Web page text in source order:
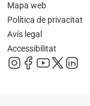
Mapa web
Política de privacitat
Avís legal
Accessibilitat